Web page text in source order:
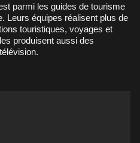
parmi les guides de tourisme
Leurs équipes réalisent plus de
touristiques, voyages et
produisent aussi des